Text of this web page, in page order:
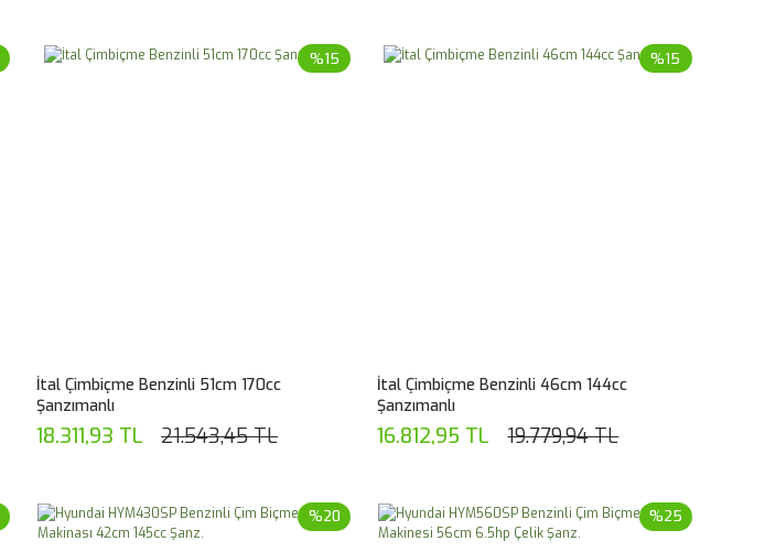
%15
İtal Çimbiçme Benzinli 51cm 170cc
Şanzımanlı
18.311,93 TL 21.543,45 TL
%15
İtal Çimbiçme Benzinli 46cm 144cc
Şanzımanlı
16.812,95 TL 19.779,94 TL
%20 %25